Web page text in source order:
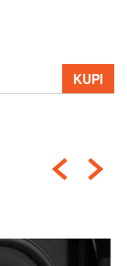
KUPI